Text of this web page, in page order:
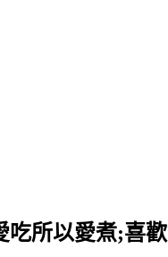
所以愛煮;喜